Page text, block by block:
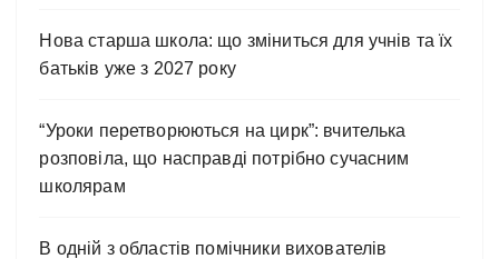
Нова старша школа: що зміниться для учнів та їх
батьків уже з 2027 року
“Уроки перетворюються на цирк”: вчителька
розповіла, що насправді потрібно сучасним
школярам
В одній з областів помічники вихователів